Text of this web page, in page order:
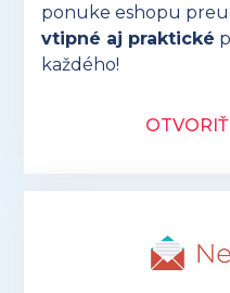
ponuke eshopu
vtipné aj praktické
každého!